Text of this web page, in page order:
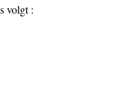
volgt :